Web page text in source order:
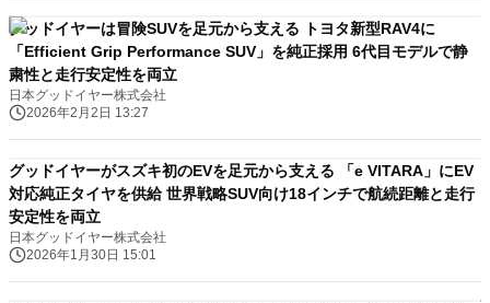
グッドイヤーは冒険SUVを足元から支える トヨタ新型RAV4に
「Efficient Grip Performance SUV」を純正採用 6代目モデルで静
粛性と走行安定性を両立
日本グッドイヤー株式会社
2026年2月2日 13:27
グッドイヤーがスズキ初のEVを足元から支える 「e VITARA」にEV
対応純正タイヤを供給 世界戦略SUV向け18インチで航続距離と走行
安定性を両立
日本グッドイヤー株式会社
2026年1月30日 15:01